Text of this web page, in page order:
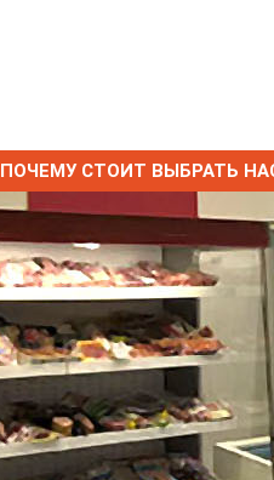
ПОЧЕМУ СТОИТ ВЫБРАТЬ